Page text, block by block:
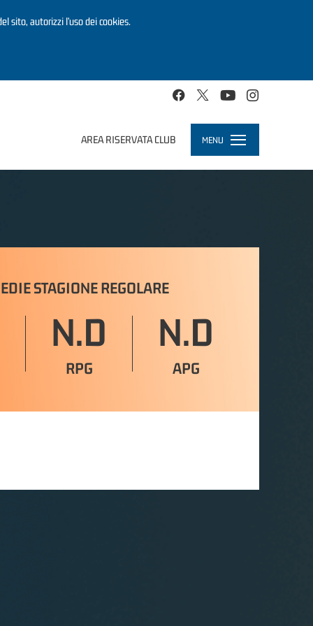
sito, autorizzi l’uso dei cookies.
AREA RISERVATA CLUB MENU
Toggle
navigation
STAGIONE REGOLARE
N.D
RPG
N.D
APG